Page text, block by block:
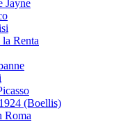
Jayne
la Renta
(Boellis)
Roma